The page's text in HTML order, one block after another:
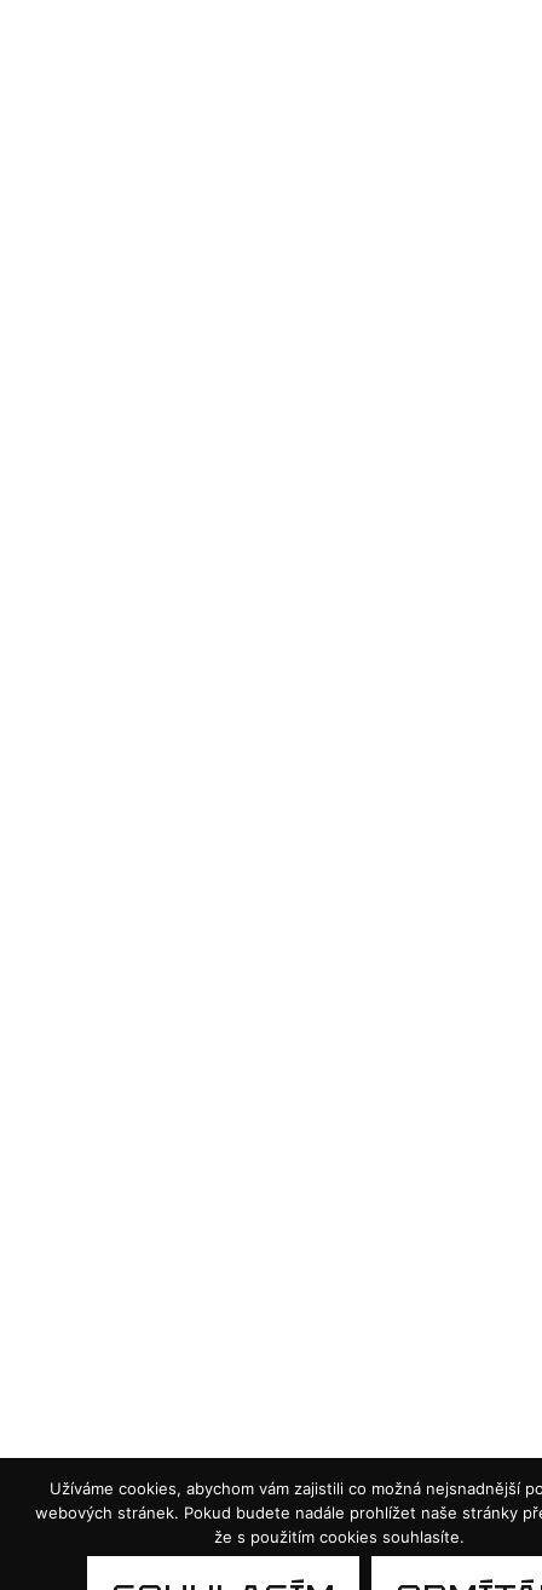
Užíváme cookies, abychom vám zajistili co možná nejsnadnější
webových stránek. Pokud budete nadále prohlížet naše stránky
že s použitím cookies souhlasíte.